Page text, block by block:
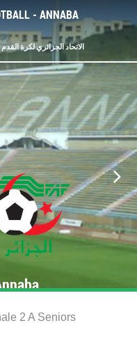
- ANNABA
FÉDÉRATION ALGÉRIENNE DE FOOTBALL - الاتحاد الجزائري لكرة القدم
2 A Seniors